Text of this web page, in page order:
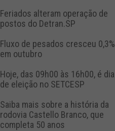
Feriados alteram operação de
postos do Detran.SP
Fluxo de pesados cresceu 0,3%
em outubro
Hoje, das 09h00 às 16h00, é dia
de eleição no SETCESP
Saiba mais sobre a história da
rodovia Castello Branco, que
completa 50 anos